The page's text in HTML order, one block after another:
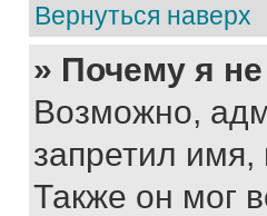
Вернуться наверх
» Почему я
Возможно,
запретил имя,
Также он мог